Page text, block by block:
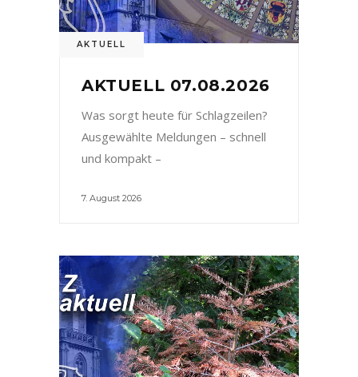
AKTUELL
AKTUELL 07.08.2026
Was sorgt heute für Schlagzeilen?
Ausgewählte Meldungen – schnell
und kompakt –
7. August 2026